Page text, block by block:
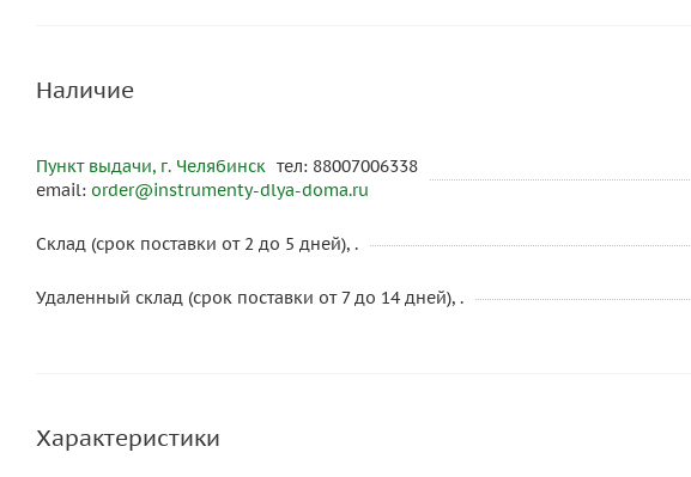
Наличие
Пункт выдачи, г. Челябинск тел: 88007006338
email: order@instrumenty-dlya-doma.ru
Склад (срок поставки от 2 до 5 дней), .
Удаленный склад (срок поставки от 7 до 14 дней), .
Характеристики